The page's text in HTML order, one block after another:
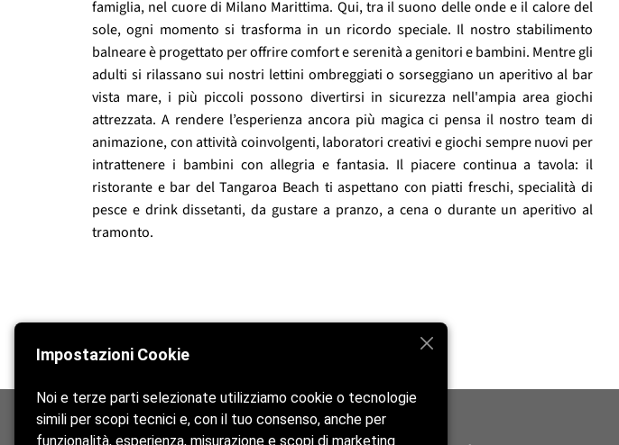
famiglia, nel cuore di Milano Marittima. Qui, tra il suono delle onde e il calore del
sole, ogni momento si trasforma in un ricordo speciale. Il nostro stabilimento
balneare è progettato per offrire comfort e serenità a genitori e bambini. Mentre gli
adulti si rilassano sui nostri lettini ombreggiati o sorseggiano un aperitivo al bar
vista mare, i più piccoli possono divertirsi in sicurezza nell'ampia area giochi
attrezzata. A rendere l’esperienza ancora più magica ci pensa il nostro team di
animazione, con attività coinvolgenti, laboratori creativi e giochi sempre nuovi per
intrattenere i bambini con allegria e fantasia. Il piacere continua a tavola: il
ristorante e bar del Tangaroa Beach ti aspettano con piatti freschi, specialità di
pesce e drink dissetanti, da gustare a pranzo, a cena o durante un aperitivo al
tramonto.
Impostazioni Cookie
Noi e terze parti selezionate utilizziamo cookie o tecnologie
simili per scopi tecnici e, con il tuo consenso, anche per
funzionalità, esperienza, misurazione e scopi di marketing